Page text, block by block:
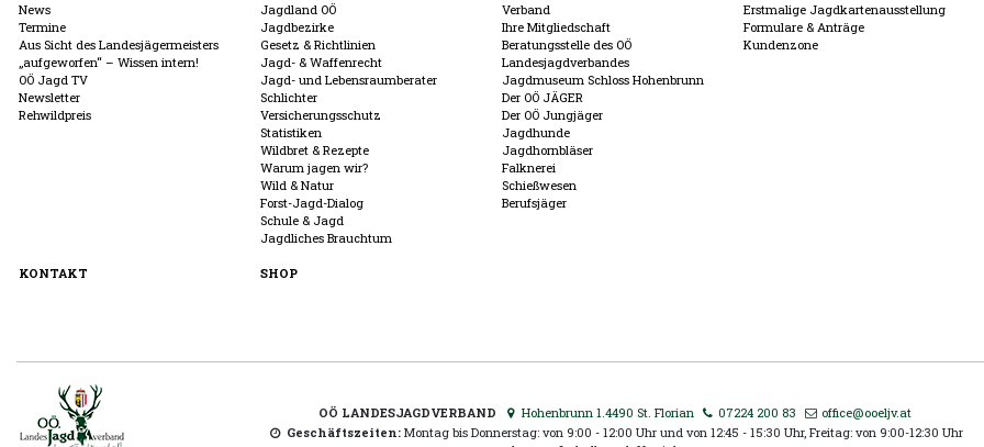
News
Termine
Aus Sicht des Landesjägermeisters
„aufgeworfen“ – Wissen intern!
OÖ Jagd TV
Newsletter
Rehwildpreis
Jagdland OÖ
Jagdbezirke
Gesetz & Richtlinien
Jagd- & Waffenrecht
Jagd- und Lebensraumberater
Schlichter
Versicherungsschutz
Statistiken
Wildbret & Rezepte
Warum jagen wir?
Wild & Natur
Forst-Jagd-Dialog
Schule & Jagd
Jagdliches Brauchtum
Verband
Ihre Mitgliedschaft
Beratungsstelle des OÖ
Landesjagdverbandes
Jagdmuseum Schloss Hohenbrunn
Der OÖ JÄGER
Der OÖ Jungjäger
Jagdhunde
Jagdhornbläser
Falknerei
Schießwesen
Berufsjäger
Erstmalige Jagdkartenausstellung
Formulare & Anträge
Kundenzone
KONTAKT SHOP
OÖ LANDESJAGDVERBAND Hohenbrunn 1.4490 St. Florian 07224 200 83
office@ooeljv.at
Geschäftszeiten:Montag bis Donnerstag: von 9:00 - 12:00 Uhr und von 12:45 - 15:30 Uhr, Freitag: von 9:00-12:30 Uhr